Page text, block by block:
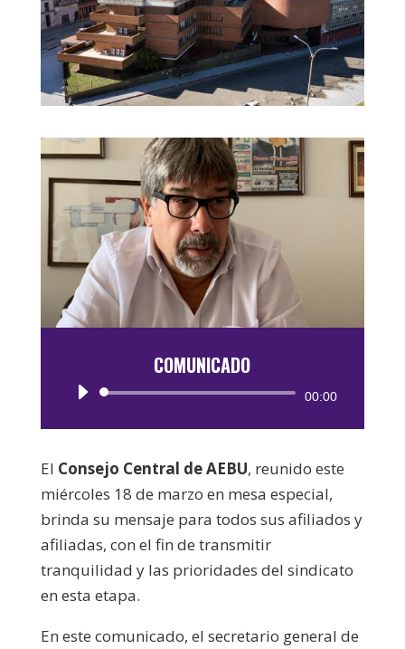
COMUNICADO
Reproductor
00:00
El Consejo Central de AEBU, reunido este
miércoles 18 de marzo en mesa especial,
brinda su mensaje para todos sus afiliados y
afiliadas, con el fin de transmitir
tranquilidad y las prioridades del sindicato
en esta etapa.
En este comunicado, el secretario general de